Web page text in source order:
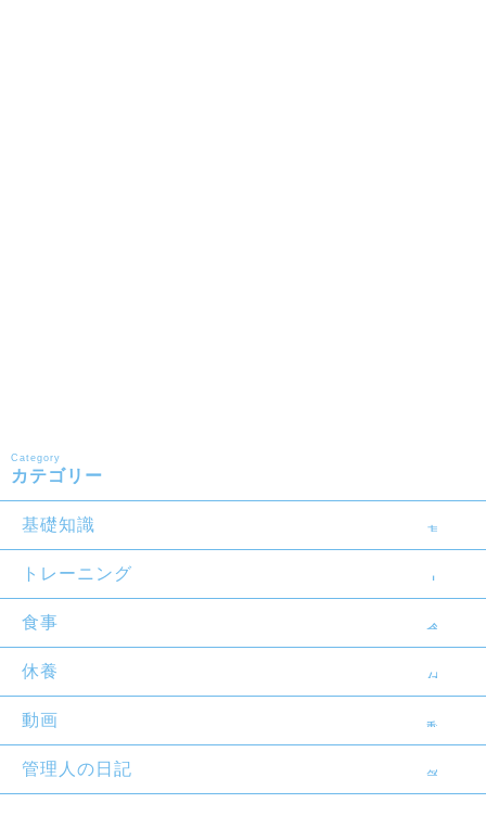
Category
カテゴリー
基礎知識
トレーニング
食事
休養
動画
管理人の日記